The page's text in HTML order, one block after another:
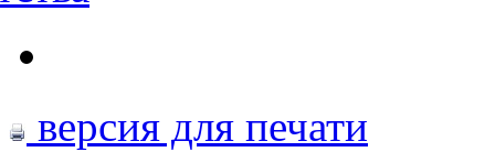
версия для печати